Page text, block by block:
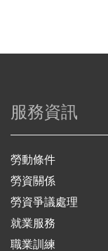
服務資訊
勞動條件
勞資關係
勞資爭議處理
就業服務
職業訓練